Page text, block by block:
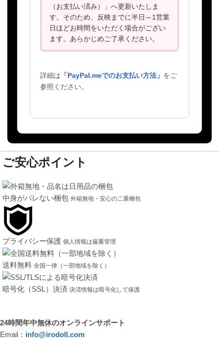
（お支払い済み）」へ更新いたしま
す。そのため、反映までに半日～1営業
日ほどお時間をいただく場合がござい
ます。あらかじめご了承ください。
詳細は 「 PayPal.meでのお支払い方法 」 をご
参照ください。
ご安心ポイント
中身がバレない梱包 外箱無地・安心の二重梱包
プライバシー保護 個人情報は厳重管理
送料無料 全国一律（一部地域を除く）
暗号化（SSL）決済 決済情報は暗号化して保護
24時間年中無休のオンラインサポート
Email： info@irodoll.com